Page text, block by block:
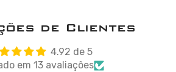
de Clientes
4.92 de 5
em 13 avaliações